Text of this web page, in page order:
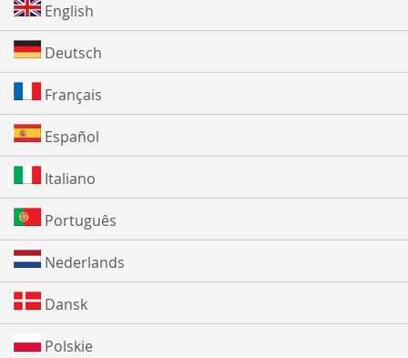
English
Deutsch
Français
Español
Italiano
Português
Nederlands
Dansk
Polskie